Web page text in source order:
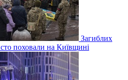
Загиблих
поховали на Київщині